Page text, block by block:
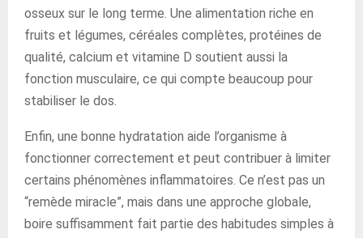
osseux sur le long terme. Une alimentation riche en
fruits et légumes, céréales complètes, protéines de
qualité, calcium et vitamine D soutient aussi la
fonction musculaire, ce qui compte beaucoup pour
stabiliser le dos.
Enfin, une bonne hydratation aide l’organisme à
fonctionner correctement et peut contribuer à limiter
certains phénomènes inflammatoires. Ce n’est pas un
“remède miracle”, mais dans une approche globale,
boire suffisamment fait partie des habitudes simples à